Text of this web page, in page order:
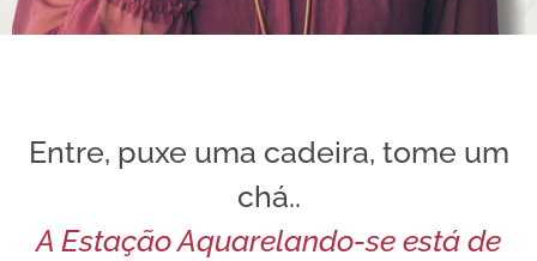
Entre, puxe uma cadeira, tome um
chá..
A Estação Aquarelando-se está de